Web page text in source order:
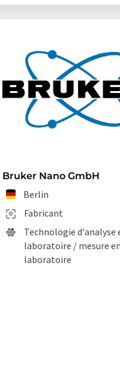
Bruker Nano GmbH
Berlin
Fabricant
Technologie d'analyse
laboratoire / mesure
laboratoire